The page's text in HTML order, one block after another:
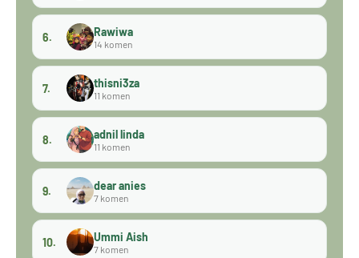
6. Rawiwa
14 komen
7. thisni3za
11 komen
8. adnil linda
11 komen
9. dear anies
7 komen
10. Ummi Aish
7 komen